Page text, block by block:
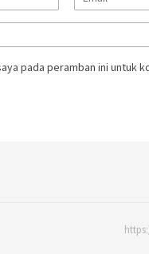
pada peramban ini untuk